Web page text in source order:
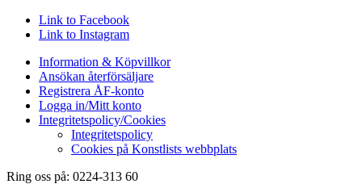
Link to Facebook
Link to Instagram
Information & Köpvillkor
Ansökan återförsäljare
Registrera ÅF-konto
Logga in/Mitt konto
Integritetspolicy/Cookies
Integritetspolicy
Cookies på Konstlists webbplats
Ring oss på: 0224-313 60